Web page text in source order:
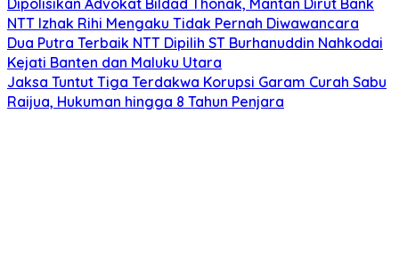
NTT Izhak Rihi Mengaku Tidak Pernah Diwawancara
Dua Putra Terbaik NTT Dipilih ST Burhanuddin Nahkodai
Kejati Banten dan Maluku Utara
Jaksa Tuntut Tiga Terdakwa Korupsi Garam Curah Sabu
Raijua, Hukuman hingga 8 Tahun Penjara